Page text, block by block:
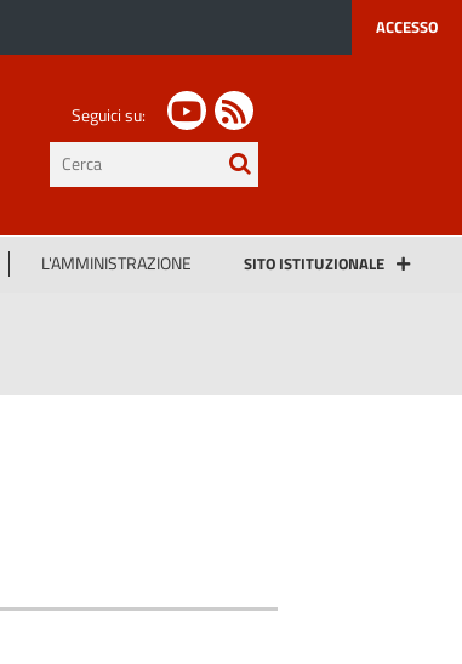
ACCESSO
Seguici su:
testo
da
L'AMMINISTRAZIONE SITO ISTITUZIONALE